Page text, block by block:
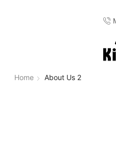
Home About Us 2